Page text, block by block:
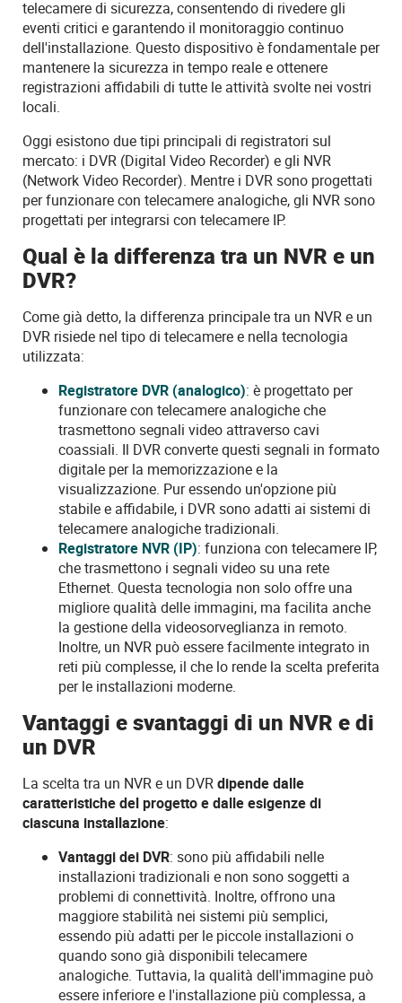
telecamere di sicurezza, consentendo di rivedere gli
eventi critici e garantendo il monitoraggio continuo
dell'installazione. Questo dispositivo è fondamentale per
mantenere la sicurezza in tempo reale e ottenere
registrazioni affidabili di tutte le attività svolte nei vostri
locali.
Oggi esistono due tipi principali di registratori sul
mercato: i DVR (Digital Video Recorder) e gli NVR
(Network Video Recorder). Mentre i DVR sono progettati
per funzionare con telecamere analogiche, gli NVR sono
progettati per integrarsi con telecamere IP.
Qual è la differenza tra un NVR e un
DVR?
Come già detto, la differenza principale tra un NVR e un
DVR risiede nel tipo di telecamere e nella tecnologia
utilizzata:
Registratore DVR (analogico): è progettato per
funzionare con telecamere analogiche che
trasmettono segnali video attraverso cavi
coassiali. Il DVR converte questi segnali in formato
digitale per la memorizzazione e la
visualizzazione. Pur essendo un'opzione più
stabile e affidabile, i DVR sono adatti ai sistemi di
telecamere analogiche tradizionali.
Registratore NVR (IP): funziona con telecamere IP,
che trasmettono i segnali video su una rete
Ethernet. Questa tecnologia non solo offre una
migliore qualità delle immagini, ma facilita anche
la gestione della videosorveglianza in remoto.
Inoltre, un NVR può essere facilmente integrato in
reti più complesse, il che lo rende la scelta preferita
per le installazioni moderne.
Vantaggi e svantaggi di un NVR e di
un DVR
La scelta tra un NVR e un DVRdipende dalle
caratteristiche del progetto e dalle esigenze di
ciascuna installazione:
Vantaggi dei DVR: sono più affidabili nelle
installazioni tradizionali e non sono soggetti a
problemi di connettività. Inoltre, offrono una
maggiore stabilità nei sistemi più semplici,
essendo più adatti per le piccole installazioni o
quando sono già disponibili telecamere
analogiche. Tuttavia, la qualità dell'immagine può
essere inferiore e l'installazione più complessa, a